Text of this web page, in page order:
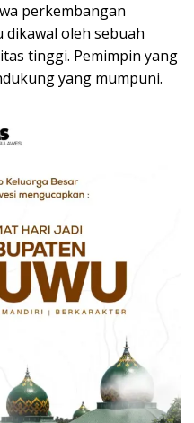
perkembangan
dikawal oleh sebuah
tinggi. Pemimpin yang
yang mumpuni.